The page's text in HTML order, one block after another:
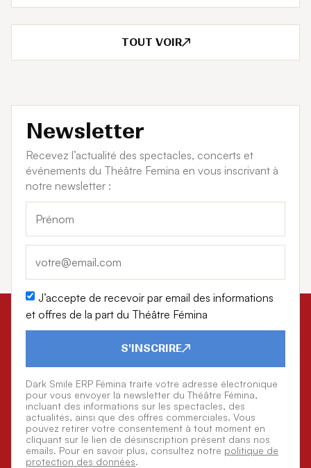
TOUT VOIR
Newsletter
Recevez l’actualité des spectacles, concerts et
événements du Théâtre Femina en vous inscrivant à
notre newsletter :
J’accepte de recevoir par email des informations
et offres de la part du Théâtre Fémina
S'INSCRIRE
Dark Smile ERP Fémina traite votre adresse électronique
pour vous envoyer la newsletter du Théâtre Fémina,
incluant des informations sur les spectacles, des
actualités, ainsi que des offres commerciales. Vous
pouvez retirer votre consentement à tout moment en
cliquant sur le lien de désinscription présent dans nos
emails. Pour en savoir plus, consultez notre politique de
protection des données.